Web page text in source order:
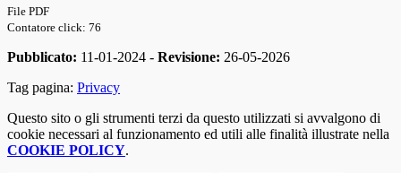
File PDF
Contatore click: 76
Pubblicato: 11-01-2024 - Revisione: 26-05-2026
Tag pagina: Privacy
Questo sito o gli strumenti terzi da questo utilizzati si avvalgono di
cookie necessari al funzionamento ed utili alle finalità illustrate nella
COOKIE POLICY.